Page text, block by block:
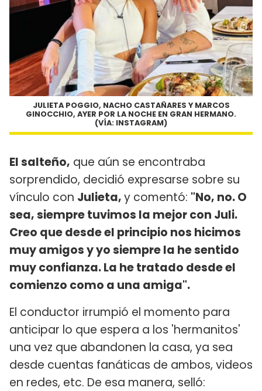
JULIETA POGGIO, NACHO CASTAÑARES Y MARCOS
GINOCCHIO, AYER POR LA NOCHE EN GRAN HERMANO.
(VÍA: INSTAGRAM)
El salteño, que aún se encontraba
sorprendido, decidió expresarse sobre su
vínculo con Julieta,y comentó: "No, no. O
sea, siempre tuvimos la mejor con Juli.
Creo que desde el principio nos hicimos
muy amigos y yo siempre la he sentido
muy confianza. La he tratado desde el
comienzo como a una amiga".
El conductor irrumpió el momento para
anticipar lo que espera a los 'hermanitos'
una vez que abandonen la casa, ya sea
desde cuentas fanáticas de ambos, videos
en redes, etc. De esa manera, selló: